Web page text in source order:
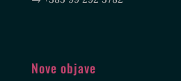
Nove objave